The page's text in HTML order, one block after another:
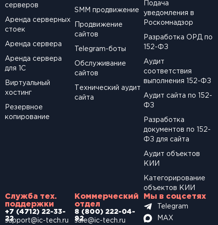
серверов
Аренда серверных
стоек
Аренда сервера
Аренда сервера
для 1С
Виртуальный
хостинг
Резервное
копирование
SМM продвижение
Продвижение
сайтов
Telegram-боты
Обслуживание
сайтов
Технический аудит
сайта
Подача
уведомления в
Роскомнадзор
Разработка ОРД по
152-ФЗ
Аудит
соответствия
выполнения 152-ФЗ
Аудит сайта по 152-
ФЗ
Разработка
документов по 152-
ФЗ для сайта
Аудит объектов
КИИ
Категорирование
объектов КИИ
Служба тех.
поддержки
+7 (4712) 22-33-
22
support@ic-tech.ru
Коммерческий
отдел
8 (800) 222-04-
92
sale@ic-tech.ru
Мы в соцсетях
Telegram
MAX